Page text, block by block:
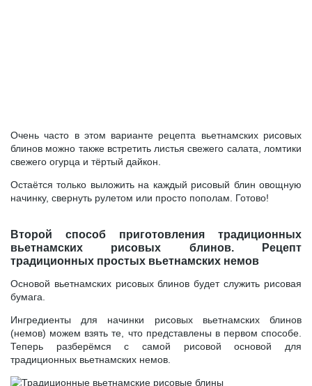
Очень часто в этом варианте рецепта вьетнамских рисовых
блинов можно также встретить листья свежего салата, ломтики
свежего огурца и тёртый дайкон.
Остаётся только выложить на каждый рисовый блин овощную
начинку, свернуть рулетом или просто пополам. Готово!
Второй способ приготовления традиционных
вьетнамских рисовых блинов. Рецепт
традиционных простых вьетнамских немов
Основой вьетнамских рисовых блинов будет служить рисовая
бумага.
Ингредиенты для начинки рисовых вьетнамских блинов
(немов) можем взять те, что представлены в первом способе.
Теперь разберёмся с самой рисовой основой для
традиционных вьетнамских немов.